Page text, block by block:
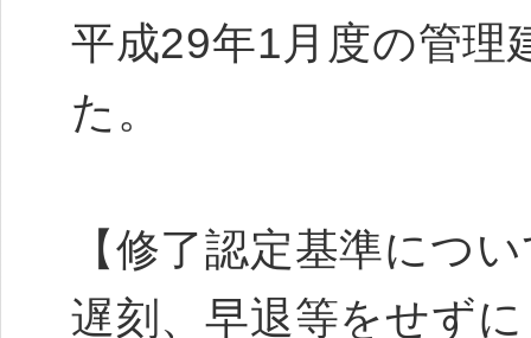
平成29年1月度の管理
た。
【修了認定基準につ
遅刻、早退等をせず